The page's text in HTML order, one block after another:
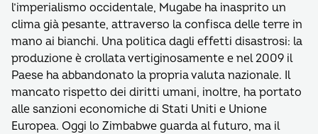
l’imperialismo occidentale, Mugabe ha inasprito un
clima già pesante, attraverso la confisca delle terre in
mano ai bianchi. Una politica dagli effetti disastrosi: la
produzione è crollata vertiginosamente e nel 2009 il
Paese ha abbandonato la propria valuta nazionale. Il
mancato rispetto dei diritti umani, inoltre, ha portato
alle sanzioni economiche di Stati Uniti e Unione
Europea. Oggi lo Zimbabwe guarda al futuro, ma il